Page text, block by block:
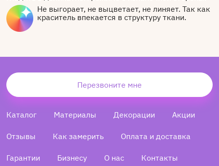
Не выгорает, не выцветает, не линяет. Так как
краситель впекается в структуру ткани.
Перезвоните мне
Каталог Материалы Декорации Акции
Отзывы Как замерить Оплата и доставка
Гарантии Бизнесу О нас Контакты